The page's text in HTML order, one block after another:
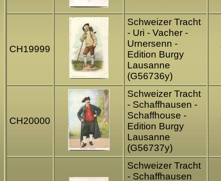
CH19999
Schweizer Tracht
- Uri - Vacher -
Urnersenn -
Edition Burgy
Lausanne
(G56736y)
CH20000
Schweizer Tracht
- Schaffhausen -
Schaffhouse -
Edition Burgy
Lausanne
(G56737y)
Schweizer Tracht
- Schaffhausen